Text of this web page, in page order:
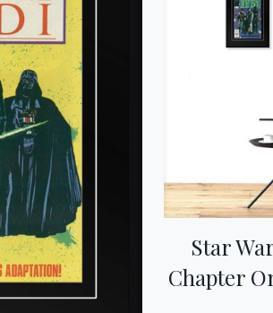
Star
Chapter